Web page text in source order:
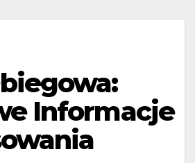
Informacje